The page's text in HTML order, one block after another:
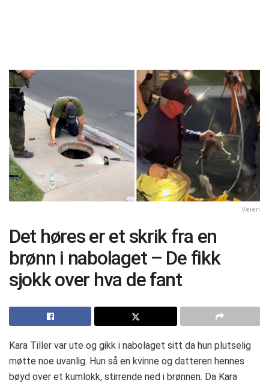
Veien
Det høres er et skrik fra en
brønn i nabolaget – De fikk
sjokk over hva de fant
Kara Tiller var ute og gikk i nabolaget sitt da hun plutselig
møtte noe uvanlig. Hun så en kvinne og datteren hennes
bøyd over et kumlokk, stirrende ned i brønnen. Da Kara